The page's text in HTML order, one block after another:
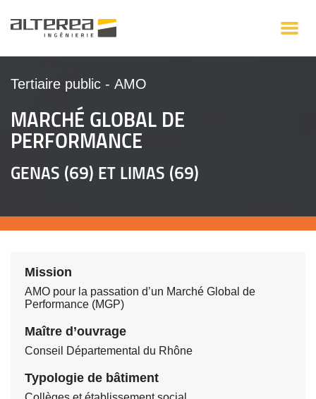
Tertiaire public - AMO
MARCHÉ GLOBAL DE
PERFORMANCE
GENAS (69) ET LIMAS (69)
Mission
AMO pour la passation d’un Marché Global de
Performance (MGP)
Maître d’ouvrage
Conseil Départemental du Rhône
Typologie de bâtiment